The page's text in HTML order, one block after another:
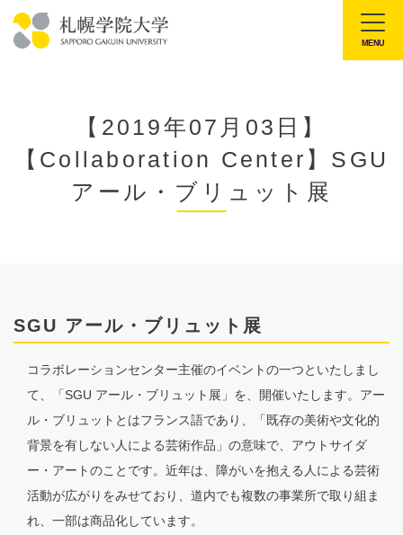
文
MENU
【2019年07月03日】
【Collaboration Center】SGU
アール・ブリュット展
SGU アール・ブリュット展
コラボレーションセンター主催のイベントの一つといたしまし
て、「SGU アール・ブリュット展」を、開催いたします。アー
ル・ブリュットとはフランス語であり、「既存の美術や文化的
背景を有しない人による芸術作品」の意味で、アウトサイダ
ー・アートのことです。近年は、障がいを抱える人による芸術
活動が広がりをみせており、道内でも複数の事業所で取り組ま
れ、一部は商品化しています。